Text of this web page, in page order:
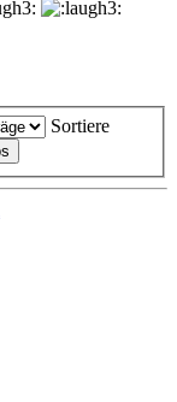
Sortiere